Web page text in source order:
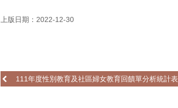
上版日期：2022-12-30
111年度性別教育及社區婦女教育回饋單分析統計表